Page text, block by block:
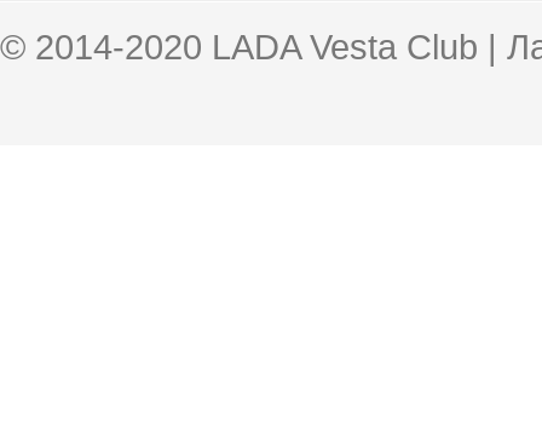
© 2014-2020 LADA Vesta Club |